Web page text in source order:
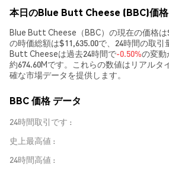
本日のBlue Butt Cheese (BBC)価格
Blue Butt Cheese（BBC）の現在の価格は
の時価総額は$11,635.00で、24時間の取引
Butt Cheeseは過去24時間で-0.50%の変動
約674.60Mです。これらの数値はリアルタ
確な市場データを提供します。
BBC 価格 データ
24時間取引です
史上最高値
24時間高値